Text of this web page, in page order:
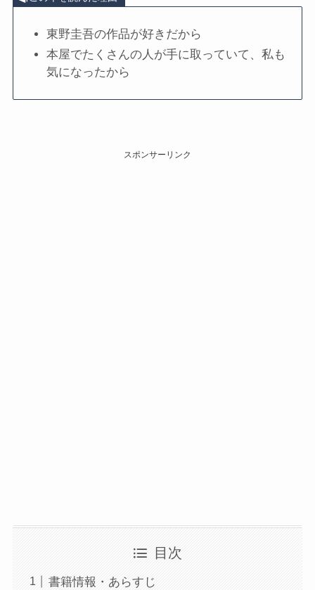
東野圭吾の作品が好きだから
本屋でたくさんの人が手に取っていて、私も
気になったから
スポンサーリンク
目次
書籍情報・あらすじ